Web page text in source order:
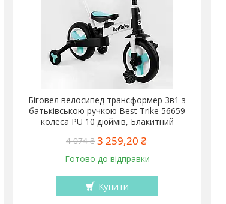
Біговел велосипед трансформер 3в1 з
батьківською ручкою Best Trike 56659
колеса PU 10 дюймів, Блакитний
4 074 ₴ 3 259,20 ₴
Готово до відправки
Купити